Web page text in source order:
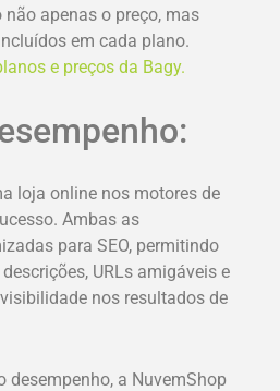
apenas o preço, mas
em cada plano.
e preços da Bagy.
loja online nos motores de
Ambas as
para SEO, permitindo
URLs amigáveis e
nos resultados de
desempenho, a NuvemShop